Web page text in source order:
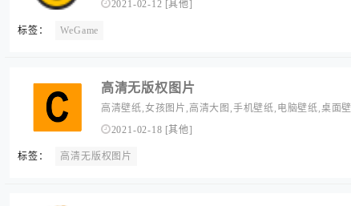
2021-02-12 [其他]
标签： WeGame
高清无版权图片
高清壁纸,女孩图片,高清大图,手机壁纸,电脑壁纸,桌面
看的图片,风景图片,免费,免费图片,高清,高清图片,商用,
2021-02-18 [其他]
标签： 高清无版权图片